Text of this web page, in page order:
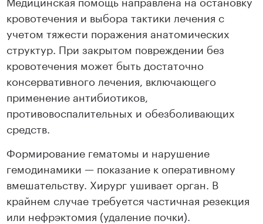
кровотечения и выбора тактики лечения с
учетом тяжести поражения анатомических
структур. При закрытом повреждении без
кровотечения может быть достаточно
консервативного лечения, включающего
применение антибиотиков,
противовоспалительных и обезболивающих
средств.
Формирование гематомы и нарушение
гемодинамики — показание к оперативному
вмешательству. Хирург ушивает орган. В
крайнем случае требуется частичная резекция
или нефрэктомия (удаление почки).